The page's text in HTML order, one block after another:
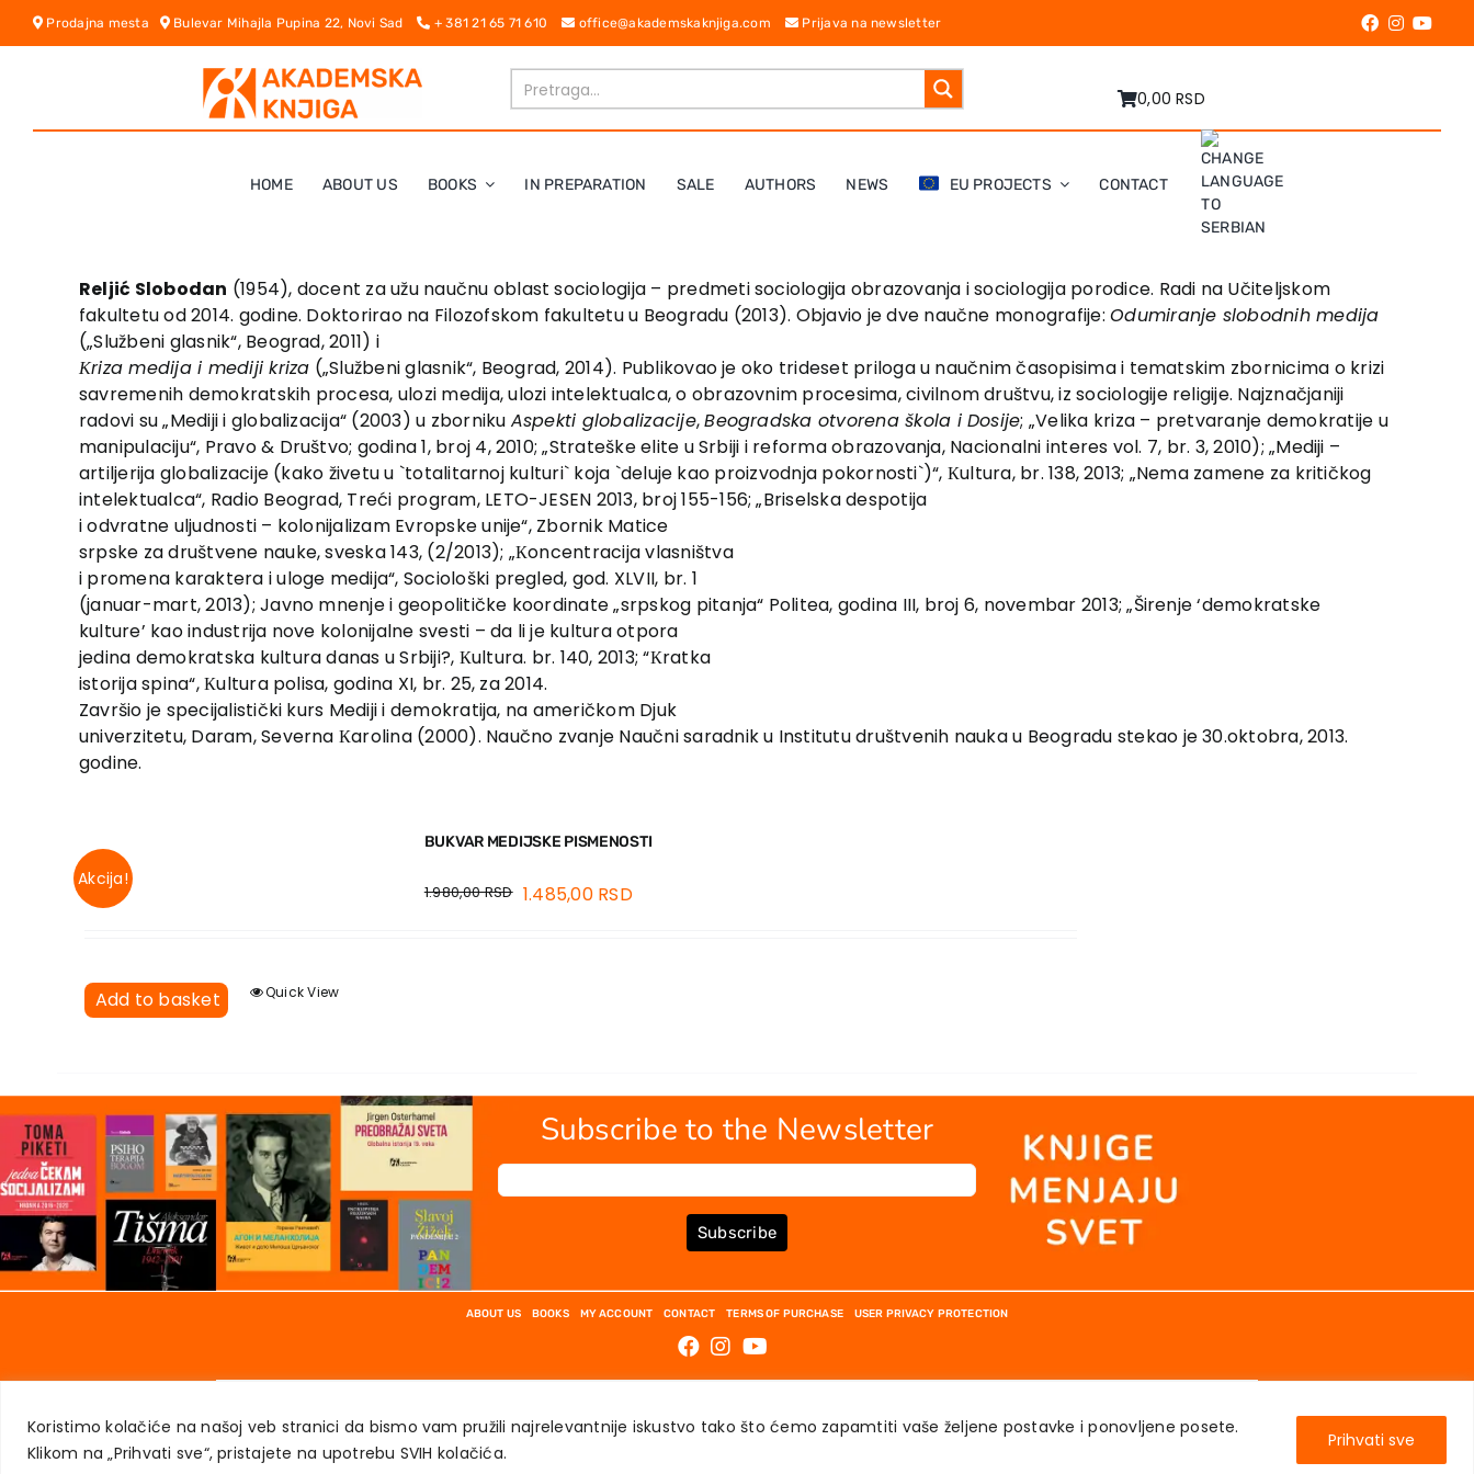
Koristimo kolačiće na našoj veb stranici da bismo vam pružili najrelevantnije iskustvo tako što ćemo zapamtiti vaše željene postavke i ponovljene posete.
Klikom na „Prihvati sve“, pristajete na upotrebu SVIH kolačića.
Prihvati sve
Skip
Prodajna mesta Bulevar Mihajla Pupina 22, Novi Sad + 381 21 65 71 610 office@akademskaknjiga.com Prijava na newsletter
0,00 RSD
HOME ABOUT US BOOKS IN PREPARATION SALE AUTHORS NEWS EU PROJECTS CONTACT
Reljić Slobodan (1954), docent za užu naučnu oblast sociologija – predmeti sociologija obrazovanja i sociologija porodice. Radi na Učiteljskom
fakultetu od 2014. godine. Doktorirao na Filozofskom fakultetu u Beogradu (2013). Objavio je dve naučne monografije:Odumiranje slobodnih medija
(„Službeni glasnik“, Beograd, 2011) i
Кriza medija i mediji kriza („Službeni glasnik“, Beograd, 2014). Publikovao je oko trideset priloga u naučnim časopisima i tematskim zbornicima o krizi
savremenih demokratskih procesa, ulozi medija, ulozi intelektualca, o obrazovnim procesima, civilnom društvu, iz sociologije religije. Najznačjaniji
radovi su „Mediji i globalizacija“ (2003) u zborniku Aspekti globalizacije,Beogradska otvorena škola i Dosije; „Velika kriza – pretvaranje demokratije u
manipulaciju“, Pravo & Društvo; godina 1, broj 4, 2010; „Strateške elite u Srbiji i reforma obrazovanja, Nacionalni interes vol. 7, br. 3, 2010); „Mediji –
artiljerija globalizacije (kako živetu u `totalitarnoj kulturi` koja `deluje kao proizvodnja pokornosti`)“, Кultura, br. 138, 2013; „Nema zamene za kritičkog
intelektualca“, Radio Beograd, Treći program, LETO-JESEN 2013, broj 155-156; „Briselska despotija
i odvratne uljudnosti – kolonijalizam Evropske unije“, Zbornik Matice
srpske za društvene nauke, sveska 143, (2/2013); „Кoncentracija vlasništva
i promena karaktera i uloge medija“, Sociološki pregled, god. XLVII, br. 1
(januar-mart, 2013); Javno mnenje i geopolitičke koordinate „srpskog pitanja“ Politea, godina III, broj 6, novembar 2013; „Širenje ‘demokratske
kulture’ kao industrija nove kolonijalne svesti – da li je kultura otpora
jedina demokratska kultura danas u Srbiji?, Кultura. br. 140, 2013; “Кratka
istorija spina“, Кultura polisa, godina XI, br. 25, za 2014.
Završio je specijalistički kurs Mediji i demokratija, na američkom Djuk
univerzitetu, Daram, Severna Кarolina (2000). Naučno zvanje Naučni saradnik u Institutu društvenih nauka u Beogradu stekao je 30.oktobra, 2013.
godine.
Akcija!
BUKVAR MEDIJSKE PISMENOSTI
1.980,00RSD 1.485,00 RSD
Add to basket Quick View
Subscribe to the Newsletter
Subscribe
ABOUT US BOOKS MY ACCOUNT CONTACT TERMS OF PURCHASE USER PRIVACY PROTECTION